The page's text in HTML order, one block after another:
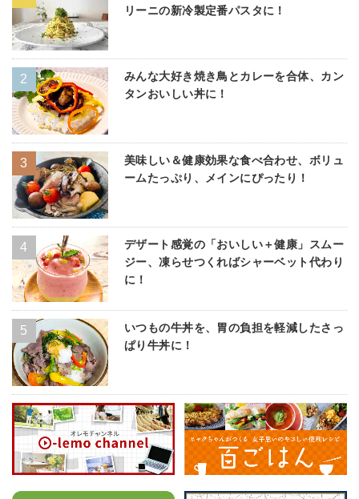
リーニの新冷製定番パスタに！
みんな大好き焼き鳥とカレーを合体、カン
タンおいしい丼に！
美味しい＆健康効果な食べ合わせ、ボリュ
ームたっぷり、メインにぴったり！
デザート感覚の「おいしい＋健康」スムー
ジー、凍らせつくればシャーベット代わり
に！
いつもの牛丼を、胃の負担を軽減したさっ
ぱり牛丼に！